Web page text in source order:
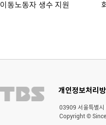
이동노동자 생수 지원
개인정보처리
03909 서울특별
Copyright ©